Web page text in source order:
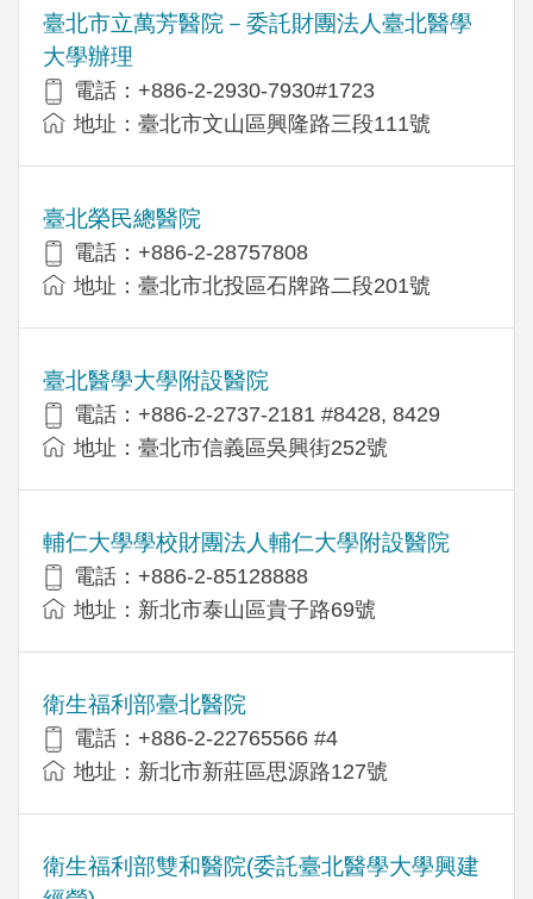
臺北市立萬芳醫院－委託財團法人臺北醫學
大學辦理
電話：+886-2-2930-7930#1723
地址：臺北市文山區興隆路三段111號
臺北榮民總醫院
電話：+886-2-28757808
地址：臺北市北投區石牌路二段201號
臺北醫學大學附設醫院
電話：+886-2-2737-2181 #8428, 8429
地址：臺北市信義區吳興街252號
輔仁大學學校財團法人輔仁大學附設醫院
電話：+886-2-85128888
地址：新北市泰山區貴子路69號
衛生福利部臺北醫院
電話：+886-2-22765566 #4
地址：新北市新莊區思源路127號
衛生福利部雙和醫院(委託臺北醫學大學興建